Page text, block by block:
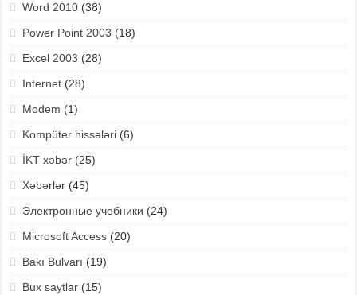
Word 2010(38)
Power Point 2003 (18)
Excel 2003 (28)
Internet(28)
Modem (1)
Kompüter hissələri(6)
İKT xəbər(25)
Xəbərlər(45)
Электронные учебники (24)
Microsoft Access(20)
Bakı Bulvarı (19)
Bux saytlar(15)